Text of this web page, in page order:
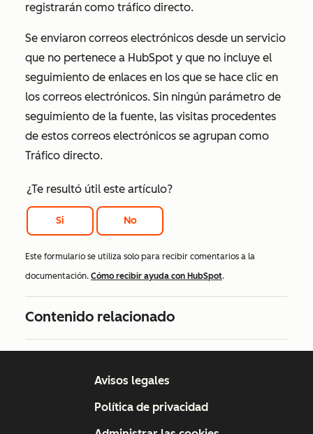
registrarán como tráfico directo.
Se enviaron correos electrónicos desde un servicio
que no pertenece a HubSpot y que no incluye el
seguimiento de enlaces en los que se hace clic en
los correos electrónicos. Sin ningún parámetro de
seguimiento de la fuente, las visitas procedentes
de estos correos electrónicos se agrupan como
Tráfico directo.
¿Te resultó útil este artículo?
Si No
Este formulario se utiliza solo para recibir comentarios a la
documentación. Cómo recibir ayuda con HubSpot.
Contenido relacionado
Avisos legales
Política de privacidad